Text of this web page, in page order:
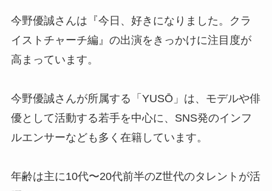
今野優誠さんは『今日、好きになりました。クラ
イストチャーチ編』の出演をきっかけに注目度が
高まっています。
今野優誠さんが所属する「YUSŌ」は、モデルや俳
優として活動する若手を中心に、SNS発のインフ
ルエンサーなども多く在籍しています。
年齢は主に10代〜20代前半のZ世代のタレントが活